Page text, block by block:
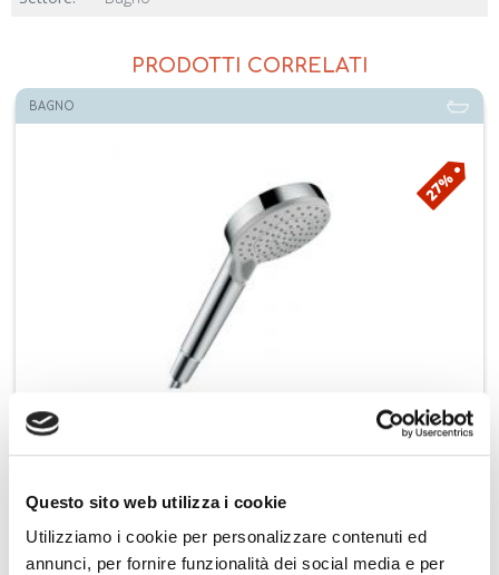
Questo sito web utilizza i cookie
Utilizziamo i cookie per personalizzare contenuti ed
annunci, per fornire funzionalità dei social media e per
PRODOTTI CORRELATI
BAGNO
27%
Hansgrohe doccetta Vernis Blend 26270000
Aggiungi ai preferiti